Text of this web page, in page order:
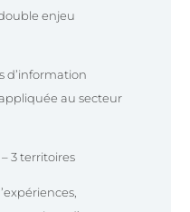
enjeu
d’information
au secteur
– 3 territoires